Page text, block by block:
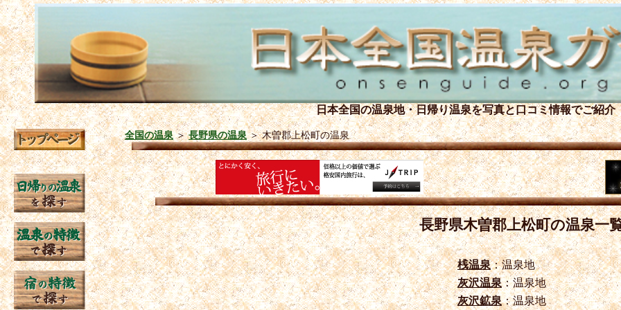
日本全国の温泉地・日帰り温泉を写真と口コミ情報でご紹介
全国の温泉＞長野県の温泉＞木曽郡上松町の温泉
長野県木曽郡上松町の温泉一
桟温泉：温泉地
灰沢温泉：温泉地
灰沢鉱泉：温泉地